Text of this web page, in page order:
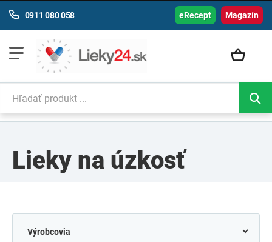
Magazín
0911 080 058 eRecept
Lieky na úzkosť